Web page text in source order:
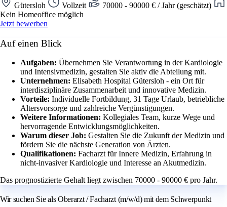
Gütersloh Vollzeit
70000 - 90000 € / Jahr (geschätzt)
Kein Homeoffice möglich
Jetzt bewerben
Auf einen Blick
Aufgaben: Übernehmen Sie Verantwortung in der Kardiologie
und Intensivmedizin, gestalten Sie aktiv die Abteilung mit.
Unternehmen: Elisabeth Hospital Gütersloh - ein Ort für
interdisziplinäre Zusammenarbeit und innovative Medizin.
Vorteile: Individuelle Fortbildung, 31 Tage Urlaub, betriebliche
Altersvorsorge und zahlreiche Vergünstigungen.
Weitere Informationen: Kollegiales Team, kurze Wege und
hervorragende Entwicklungsmöglichkeiten.
Warum dieser Job: Gestalten Sie die Zukunft der Medizin und
fördern Sie die nächste Generation von Ärzten.
Qualifikationen: Facharzt für Innere Medizin, Erfahrung in
nicht-invasiver Kardiologie und Interesse an Akutmedizin.
Das prognostizierte Gehalt liegt zwischen 70000 - 90000 € pro Jahr.
Wir suchen Sie als Oberarzt / Facharzt (m/w/d) mit dem Schwerpunkt